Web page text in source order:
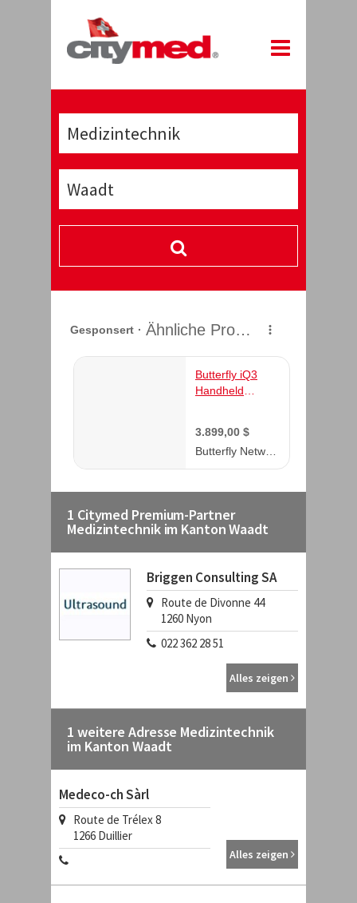
1 Citymed Premium-Partner
Medizintechnik im Kanton Waadt
Briggen Consulting SA
Route de Divonne 44
1260 Nyon
022 362 28 51
Alles zeigen
1 weitere Adresse Medizintechnik
im Kanton Waadt
Medeco-ch Sàrl
Route de Trélex 8
1266 Duillier
Alles zeigen